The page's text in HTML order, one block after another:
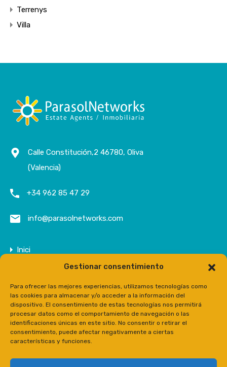
Gestionar consentimiento
Para ofrecer las mejores experiencias, utilizamos tecnologías como
las cookies para almacenar y/o acceder a la información del
dispositivo. El consentimiento de estas tecnologías nos permitirá
procesar datos como el comportamiento de navegación o las
identificaciones únicas en este sitio. No consentir o retirar el
consentimiento, puede afectar negativamente a ciertas
características y funciones.
Terrenys
Villa
Calle Constitución,2 46780, Oliva
(Valencia)
+34 962 85 47 29
info@parasolnetworks.com
Inici
Propietats
Contacte
Prensa